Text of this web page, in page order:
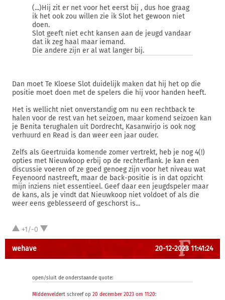
(...)Hij zit er net voor het eerst bij , dus hoe graag
ik het ook zou willen zie ik Slot het gewoon niet
doen.
Slot geeft niet echt kansen aan de jeugd vandaar
dat ik zeg haal maar iemand.
Die andere zijn er al wat langer bij.
Dan moet Te Kloese Slot duidelijk maken dat hij het op die
positie moet doen met de spelers die hij voor handen heeft.
Het is wellicht niet onverstandig om nu een rechtback te
halen voor de rest van het seizoen, maar komend seizoen kan
je Benita terughalen uit Dordrecht, Kasanwirjo is ook nog
verhuurd en Read is dan weer een jaar ouder.
Zelfs als Geertruida komende zomer vertrekt, heb je nog 4(!)
opties met Nieuwkoop erbij op de rechterflank. Je kan een
discussie voeren of ze goed genoeg zijn voor het niveau wat
Feyenoord nastreeft, maar de back-positie is in dat opzicht
mijn inziens niet essentieel. Geef daar een jeugdspeler maar
de kans, als je vindt dat Nieuwkoop niet voldoet of als die
weer eens geblesseerd of geschorst is...
+1/-0
wehave 20-12-2023 11:41:24
open/sluit de onderstaande quote:
MIddenveldert schreef op 20 december 2023 om 11:20: